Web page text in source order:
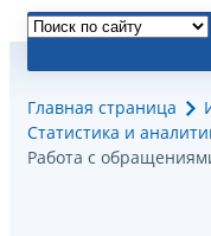
Главная страница
Статистика и
Работа с